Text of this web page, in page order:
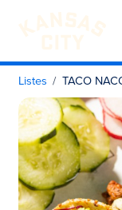
Visiter KC
Skip to content
Listes TACO